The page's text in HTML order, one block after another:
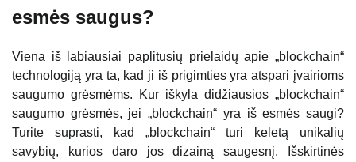
esmės saugus?
Viena iš labiausiai paplitusių prielaidų apie „blockchain“
technologiją yra ta, kad ji iš prigimties yra atspari įvairioms
saugumo grėsmėms. Kur iškyla didžiausios „blockchain“
saugumo grėsmės, jei „blockchain“ yra iš esmės saugi?
Turite suprasti, kad „blockchain“ turi keletą unikalių
savybių, kurios daro jos dizainą saugesnį. Išskirtinės